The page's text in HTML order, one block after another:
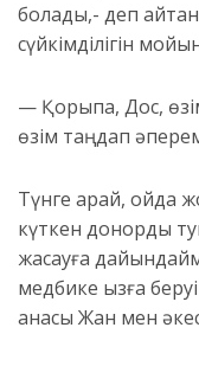
болады,- деп
сүйкімділігін
— Қорықпа, Дос,
өзім таңдап
Түнге қарай, ойда
күткен донорды
жасауға
медбике қызға
анасы Жан мен